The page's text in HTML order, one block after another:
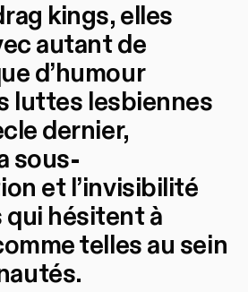
kings, elles
autant de
d’humour
luttes lesbiennes
dernier,
sous-
et l’invisibilité
qui hésitent à
telles au sein